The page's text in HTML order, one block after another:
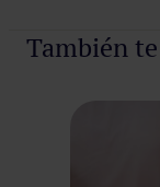
También